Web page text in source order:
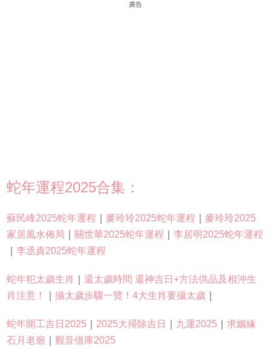
廣告
蛇年運程2025合集：
蘇民峰2025蛇年運程 麥玲玲2025蛇年運程
麥玲玲2025
家居風水佈局
關世華2025蛇年運程
李居明2025蛇年運程
李丞責2025蛇年運程
蛇年犯太歲生肖
還太歲時間 還神吉日+方法供品及相沖生
肖注意！
攝太歲步驟一覽！4大生肖要攝太歲
蛇年開工吉日2025 2025大掃除吉日 九運2025
求姻緣
石月老廟
觀音借庫2025